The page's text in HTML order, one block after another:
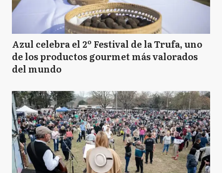
Azul celebra el 2º Festival de la Trufa, uno
de los productos gourmet más valorados
del mundo